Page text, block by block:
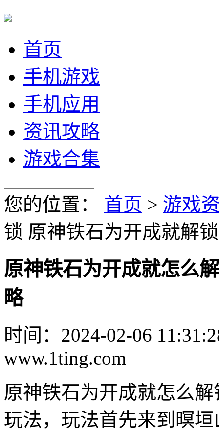
首页
手机游戏
手机应用
资讯攻略
游戏合集
您的位置： 首页 > 游戏
锁 原神铁石为开成就解
原神铁石为开成就怎么
略
时间：2024-02-06
www.1ting.com
原神铁石为开成就怎么
玩法，玩法首先来到暝